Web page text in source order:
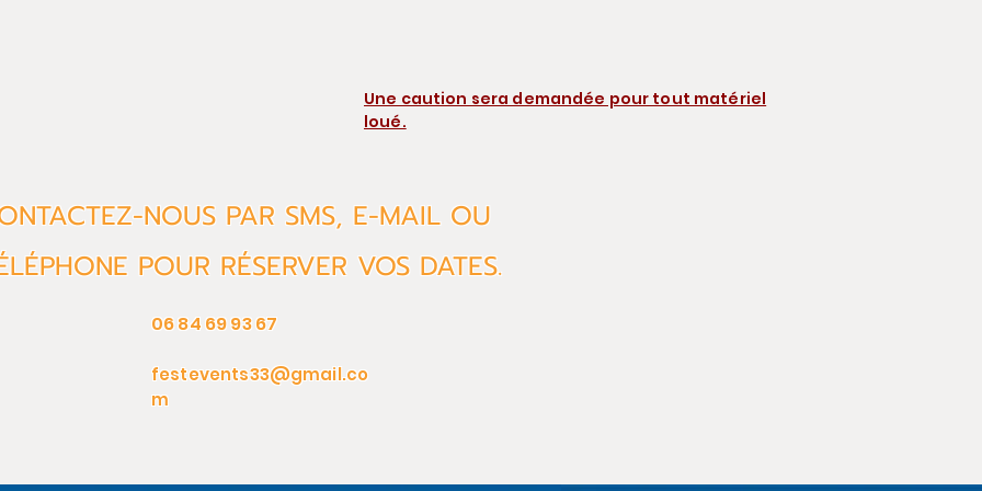
Une caution sera demandée pour tout matériel
loué.
NOUS PAR SMS, E-MAIL OU
POUR RÉSERVER VOS DATES.
06 84 69 93 67
festevents33@gmail.co
m